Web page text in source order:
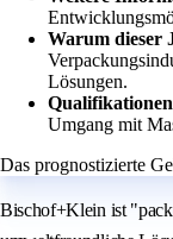
Warum dieser
Lösungen.
Umgang mit
Das prognostizierte
Bischof+Klein ist